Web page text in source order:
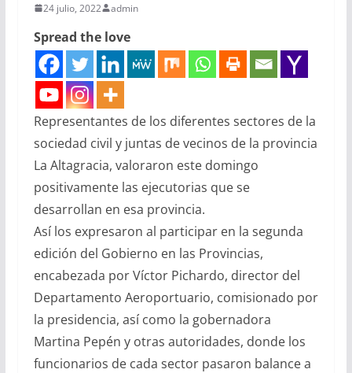
24 julio, 2022 admin
Spread the love
Representantes de los diferentes sectores de la
sociedad civil y juntas de vecinos de la provincia
La Altagracia, valoraron este domingo
positivamente las ejecutorias que se
desarrollan en esa provincia.
Así los expresaron al participar en la segunda
edición del Gobierno en las Provincias,
encabezada por Víctor Pichardo, director del
Departamento Aeroportuario, comisionado por
la presidencia, así como la gobernadora
Martina Pepén y otras autoridades, donde los
funcionarios de cada sector pasaron balance a